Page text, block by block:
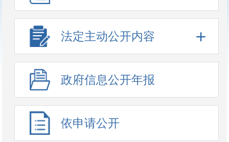
法定主动公开内容
政府信息公开年报
依申请公开